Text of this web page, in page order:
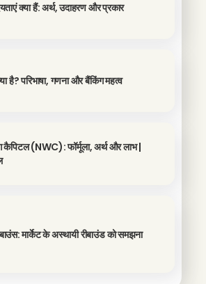
क्या हैं: अर्थ, उदाहरण और प्रकार
है? परिभाषा, गणना और बैंकिंग महत्व
कैपिटल (NWC): फॉर्मूला, अर्थ और लाभ |
मार्केट के अस्थायी रीबाउंड को समझना